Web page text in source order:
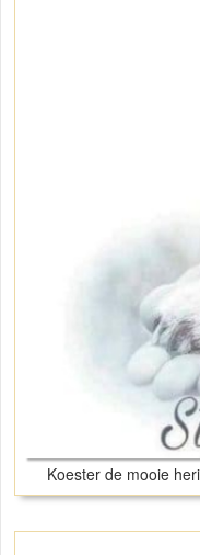
Koester de mooie